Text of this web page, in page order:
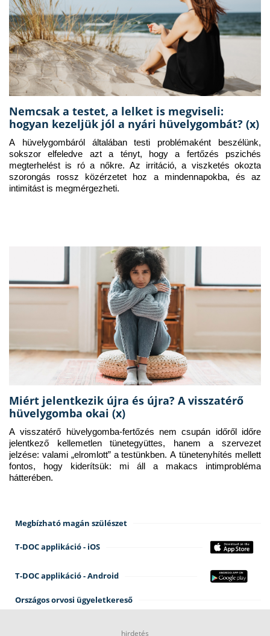
Nemcsak a testet, a lelket is megviseli:
hogyan kezeljük jól a nyári hüvelygombát? (x)
A hüvelygombáról általában testi problémaként beszélünk,
sokszor elfeledve azt a tényt, hogy a fertőzés pszichés
megterhelést is ró a nőkre. Az irritáció, a viszketés okozta
szorongás rossz közérzetet hoz a mindennapokba, és az
intimitást is megmérgezheti.
Miért jelentkezik újra és újra? A visszatérő
hüvelygomba okai (x)
A visszatérő hüvelygomba-fertőzés nem csupán időről időre
jelentkező kellemetlen tünetegyüttes, hanem a szervezet
jelzése: valami „elromlott” a testünkben. A tünetenyhítés mellett
fontos, hogy kiderítsük: mi áll a makacs intimprobléma
hátterében.
Megbízható magán szülészet
T-DOC applikáció - iOS
T-DOC applikáció - Android
Országos orvosi ügyeletkereső
hirdetés